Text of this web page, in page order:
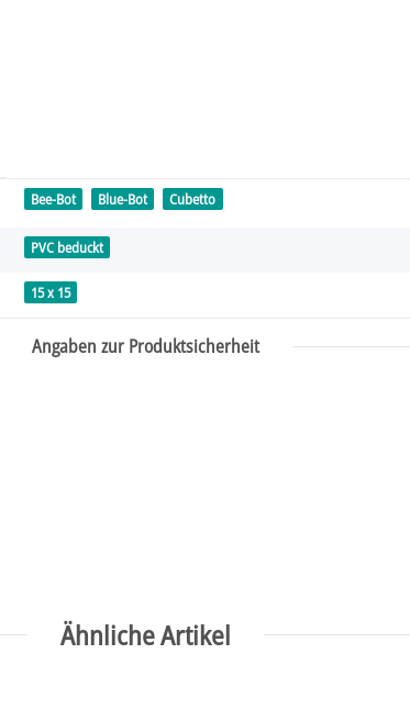
Bee-Bot Blue-Bot Cubetto
PVC beduckt
15 x 15
Angaben zur Produktsicherheit
Ähnliche Artikel